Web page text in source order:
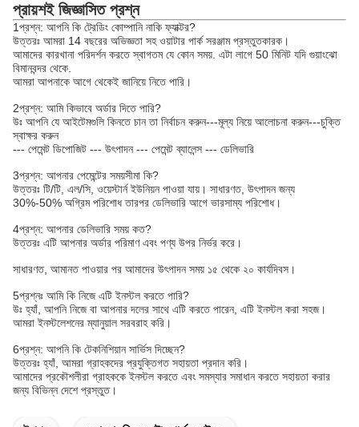
প্রায়শই জিজ্ঞাসিত প্রশ্ন
1প্রশ্ন: আপনি কি ট্রেডিং কোম্পানি নাকি ফ্যাক্টর?
উত্তরঃ আমরা 14 বছরের অভিজ্ঞতা সহ ওয়াটার পার্ক সরঞ্জাম প্রস্তুতকারক।
আমাদের কারখানা পরিদর্শন করতে স্বাগতম যে কোন সময়. এটা লাগে 50 মিনিট যদি গুয়াংঝো
বিমানবন্দর থেকে.
আমরা আপনাকে আগে থেকেই জানিয়ে নিতে পারি।
2প্রশ্ন: আমি কিভাবে অর্ডার দিতে পারি?
উঃ আপনি যে আইটেমগুলি কিনতে চান তা নির্বাচন করুন---মূল্য নিয়ে আলোচনা করুন---চুক্তি
স্বাক্ষর করুন
--- পেমেন্ট ডিপোজিট --- উৎপাদন --- পেমেন্ট ব্যালেন্স --- ডেলিভারি
3প্রশ্ন: আপনার পেমেন্টের সময়সীমা কি?
উত্তরঃ টি/টি, এল/সি, ওয়েস্টার্ন ইউনিয়ন পাওয়া যায়। সাধারণত, উৎপাদন জন্য
30%-50% অগ্রিম পরিশোধ তারপর ডেলিভারি আগে ভারসাম্য পরিশোধ।
4প্রশ্ন: আপনার ডেলিভারি সময় কত?
উত্তরঃ এটি আপনার অর্ডার পরিমাণ এবং পণ্য উপর নির্ভর করে।
সাধারণত, আমানত পাওয়ার পর আমাদের উৎপাদন সময় ১৫ থেকে ২০ কার্যদিবস।
5প্রশ্নঃ আমি কি নিজে এটি ইনস্টল করতে পারি?
উঃ হ্যাঁ, আপনি নিজে বা আপনার দলের সাথে এটি করতে পারেন, এটি ইনস্টল করা সহজ।
আমরা ইনস্টলেশনের ম্যানুয়াল সরবরাহ করি।
6প্রশ্ন: আপনি কি টেকনিশিয়ান সার্ভিস দিচ্ছেন?
উত্তরঃ হ্যাঁ, আমরা গ্রাহকদের প্রযুক্তিগত সহায়তা প্রদান করি।
আমাদের প্রকৌশলীরা গ্রাহককে ইনস্টল করতে এবং সমস্যার সমাধান করতে সহায়তা করার
জন্য বিভিন্ন দেশে প্রস্তুত।